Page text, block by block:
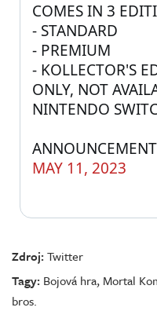
COMES IN 3
- STANDARD
- PREMIUM
- KOLLECTOR'S
ONLY, NOT
NINTENDO
MAY 11, 2023
Zdroj:Twitter
Tagy: Bojová hra, Mortal
bros.